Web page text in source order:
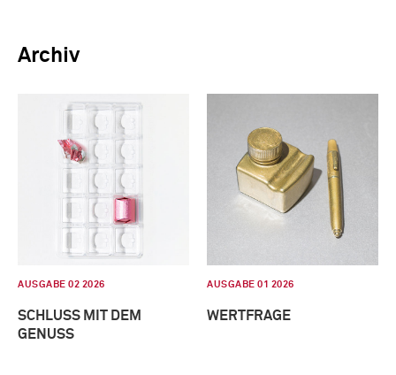
Archiv
AUSGABE 02 2026
SCHLUSS MIT DEM
GENUSS
AUSGABE 01 2026
WERTFRAGE